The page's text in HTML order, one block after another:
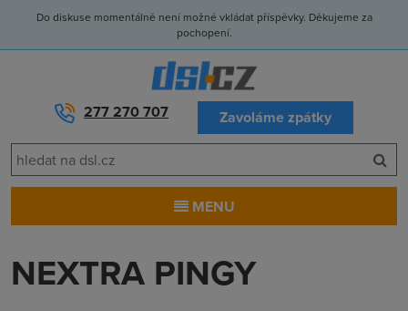
Do diskuse momentálně není možné vkládat příspěvky. Děkujeme za
pochopení.
277 270 707 Zavoláme zpátky
MENU
NEXTRA PINGY